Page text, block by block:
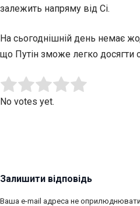
залежить напряму від Сі.
На сьогоднішній день немає
що Путін зможе легко досягти
Rate this item:
No votes yet.
Залишити відповідь
Ваша e-mail адреса не